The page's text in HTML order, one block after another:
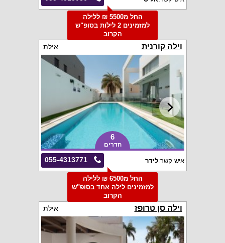
החל מ5500 ₪ ללילה
למזמינים 2 לילות בסופ"ש
הקרוב
וילה קורנית אילת
6
חדרים
055-4313771 איש קשר:לידר
החל מ6500 ₪ ללילה
למזמינים לילה אחד בסופ"ש
הקרוב
וילה סן טרופז אילת